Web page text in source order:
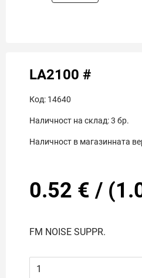
LA2100 #
Код: 14640
Наличност на склад:3 бр.
Наличност в магазинната
0.52 € / (
FM NOISE SUPPR.